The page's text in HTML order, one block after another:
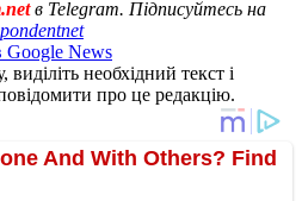
в Telegram. Підписуйтесь на
Google News
необхідний текст і
про це редакцію.